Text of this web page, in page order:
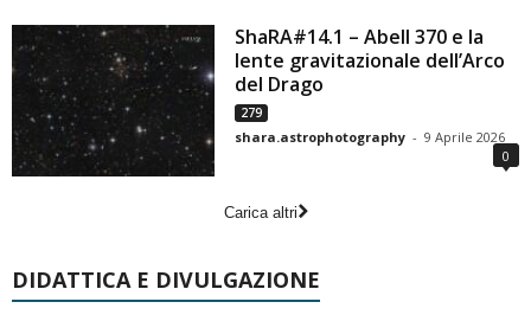
ShaRA#14.1 – Abell 370 e la
lente gravitazionale dell’Arco
del Drago
279
shara.astrophotography - 9 Aprile 2026
0
Carica altri
DIDATTICA E DIVULGAZIONE